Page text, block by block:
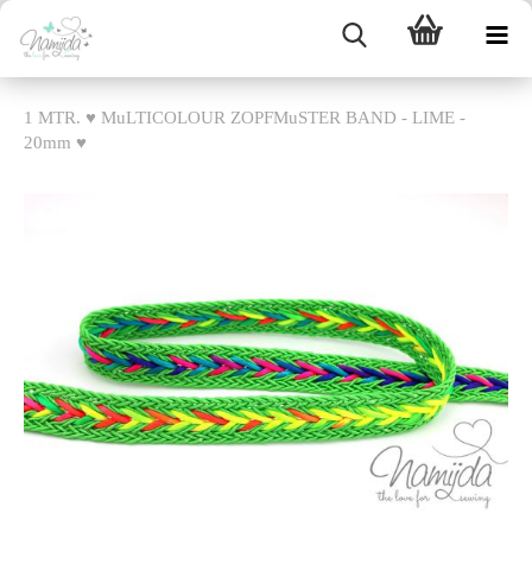
1 MTR. ♥ MuLTICOLOUR ZOPFMuSTER BAND - LIME -
20mm ♥